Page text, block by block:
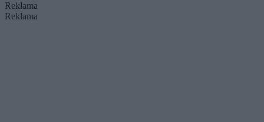
Reklama
Reklama